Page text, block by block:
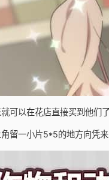
可以在花店直接买到他
留一小片5*5的地方向凭